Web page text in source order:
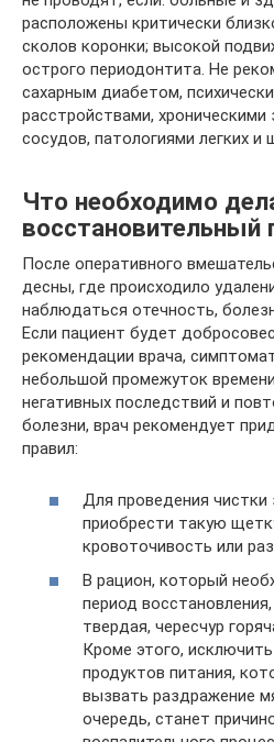
расположены критически
сколов коронки; высокой
острого периодонтита. Не
сахарным диабетом,
расстройствами,
сосудов, патологиями легких
Что необходимо
восстановительный
После оперативного
десны, где происходило
наблюдаться отечность,
Если пациент будет
рекомендации врача,
небольшой промежуток
негативных последствий и
болезни, врач рекомендует
правил:
Для проведения чистки
приобрести такую
кровоточивость или
В рацион, который
период
твердая, чересчур
Кроме этого,
продуктов питания,
вызвать раздражение
очередь, станет